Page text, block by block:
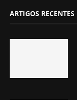
ARTIGOS RECENTES